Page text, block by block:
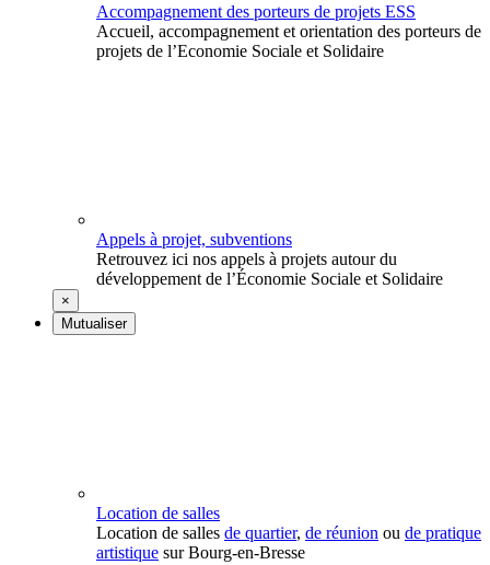
Accompagnement des porteurs de projets ESS
Accueil, accompagnement et orientation des porteurs de
projets de l’Economie Sociale et Solidaire
Appels à projet, subventions
Retrouvez ici nos appels à projets autour du
développement de l’Économie Sociale et Solidaire
×
Mutualiser
Location de salles
Location de salles de quartier, de réunion ou de pratique
artistique sur Bourg-en-Bresse